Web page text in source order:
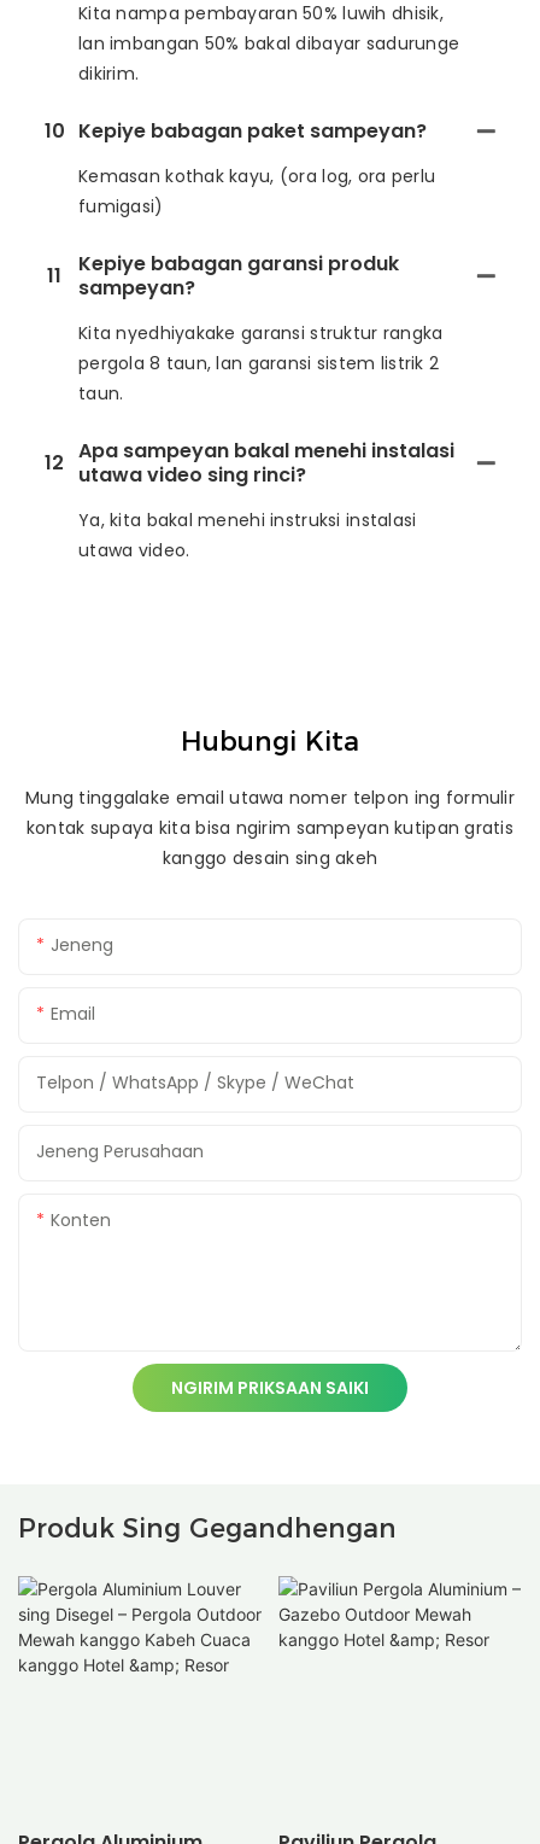
Kita nampa pembayaran 50% luwih dhisik,
lan imbangan 50% bakal dibayar sadurunge
dikirim.
10 Kepiye babagan paket sampeyan?
Kemasan kothak kayu, (ora log, ora perlu
fumigasi)
11
Kepiye babagan garansi produk
sampeyan?
Kita nyedhiyakake garansi struktur rangka
pergola 8 taun, lan garansi sistem listrik 2
taun.
12 Apa sampeyan bakal menehi instalasi
utawa video sing rinci?
Ya, kita bakal menehi instruksi instalasi
utawa video.
Hubungi Kita
Mung tinggalake email utawa nomer telpon ing formulir
kontak supaya kita bisa ngirim sampeyan kutipan gratis
kanggo desain sing akeh
Jeneng
Email
Telpon / WhatsApp / Skype / WeChat
Jeneng Perusahaan
Konten
NGIRIM PRIKSAAN SAIKI
Produk Sing Gegandhengan